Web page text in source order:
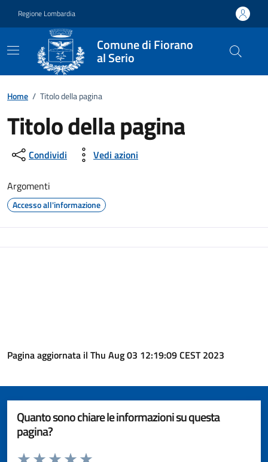
Regione Lombardia
Comune di Fiorano
al Serio
Home / Titolo della pagina
Titolo della pagina
Condividi Vedi azioni
Argomenti
Accesso all'informazione
Pagina aggiornata il Thu Aug 03 12:19:09 CEST 2023
Quanto sono chiare le informazioni su questa
pagina?
Valuta da 1 a 5 stelle la pagina